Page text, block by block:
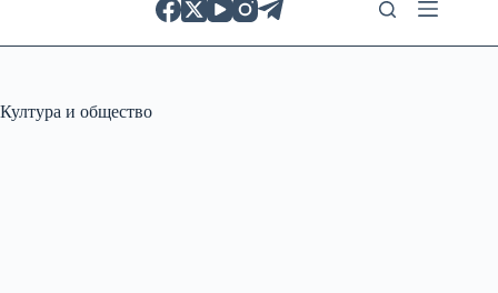
Култура и общество